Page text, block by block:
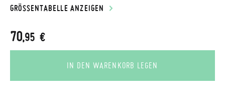
GRÖSSENTABELLE ANZEIGEN
70,95 €
IN DEN WARENKORB LEGEN